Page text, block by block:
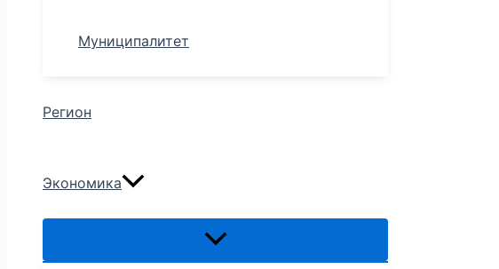
Муниципалитет
Регион
Экономика